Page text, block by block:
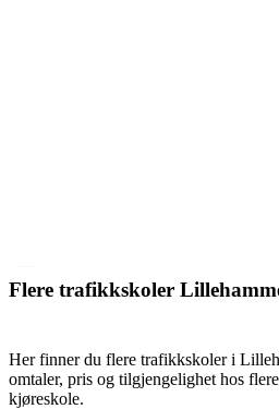
Flere trafikkskoler
Her finner du flere trafikkskoler i
omtaler, pris og tilgjengelighet hos
kjøreskole.